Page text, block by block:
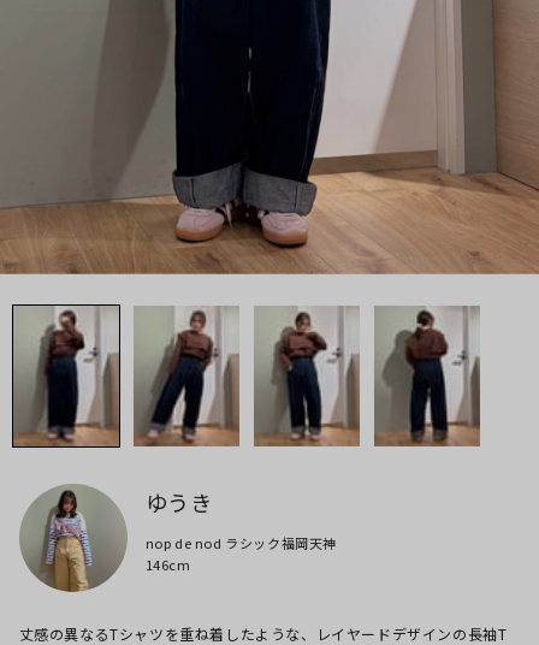
ゆうき
nop de nod ラシック福岡天神
146cm
丈感の異なるTシャツを重ね着したような、レイヤードデザインの長袖T